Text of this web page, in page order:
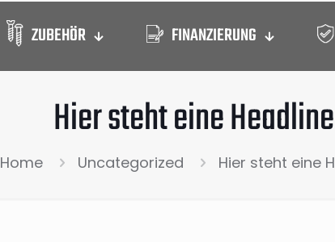
ZUBEHÖR FINANZIERUNG
Hier steht eine Headline
Home Uncategorized Hier steht eine